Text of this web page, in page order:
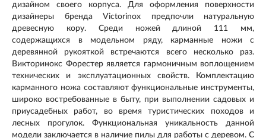
дизайном своего корпуса. Для оформления поверхности
дизайнеры бренда Victorinox предпочли натуральную
древесную кору. Среди ножей длиной 111 мм,
содержащихся в модельном ряду, карманные ножи с
деревянной рукояткой встречаются всего несколько раз.
Викторинокс Форестер является гармоничным воплощением
технических и эксплуатационных свойств. Комплектацию
карманного ножа составляют функциональные инструменты,
широко востребованные в быту, при выполнении садовых и
приусадебных работ, во время туристических походов и
лесных прогулок. Функциональная уникальность данной
модели заключается в наличие пилы для работы с деревом. С